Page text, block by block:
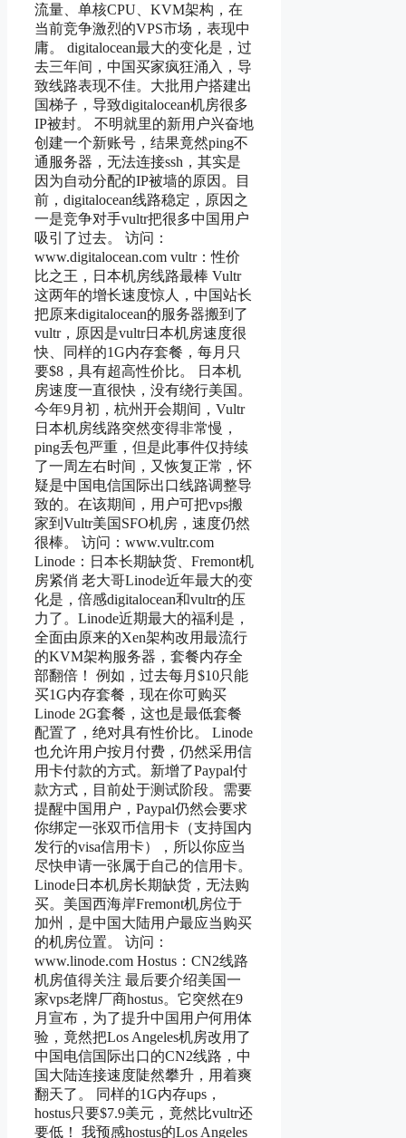
流量、单核CPU、KVM架构，在
当前竞争激烈的VPS市场，表现中
庸。 digitalocean最大的变化是，过
去三年间，中国买家疯狂涌入，导
致线路表现不佳。大批用户搭建出
国梯子，导致digitalocean机房很多
IP被封。 不明就里的新用户兴奋地
创建一个新账号，结果竟然ping不
通服务器，无法连接ssh，其实是
因为自动分配的IP被墙的原因。目
前，digitalocean线路稳定，原因之
一是竞争对手vultr把很多中国用户
吸引了过去。 访问：
www.digitalocean.com vultr：性价
比之王，日本机房线路最棒 Vultr
这两年的增长速度惊人，中国站长
把原来digitalocean的服务器搬到了
vultr，原因是vultr日本机房速度很
快、同样的1G内存套餐，每月只
要$8，具有超高性价比。 日本机
房速度一直很快，没有绕行美国。
今年9月初，杭州开会期间，Vultr
日本机房线路突然变得非常慢，
ping丢包严重，但是此事件仅持续
了一周左右时间，又恢复正常，怀
疑是中国电信国际出口线路调整导
致的。在该期间，用户可把vps搬
家到Vultr美国SFO机房，速度仍然
很棒。 访问：www.vultr.com
Linode：日本长期缺货、Fremont机
房紧俏 老大哥Linode近年最大的变
化是，倍感digitalocean和vultr的压
力了。Linode近期最大的福利是，
全面由原来的Xen架构改用最流行
的KVM架构服务器，套餐内存全
部翻倍！ 例如，过去每月$10只能
买1G内存套餐，现在你可购买
Linode 2G套餐，这也是最低套餐
配置了，绝对具有性价比。 Linode
也允许用户按月付费，仍然采用信
用卡付款的方式。新增了Paypal付
款方式，目前处于测试阶段。需要
提醒中国用户，Paypal仍然会要求
你绑定一张双币信用卡（支持国内
发行的visa信用卡），所以你应当
尽快申请一张属于自己的信用卡。
Linode日本机房长期缺货，无法购
买。美国西海岸Fremont机房位于
加州，是中国大陆用户最应当购买
的机房位置。 访问：
www.linode.com Hostus：CN2线路
机房值得关注 最后要介绍美国一
家vps老牌厂商hostus。它突然在9
月宣布，为了提升中国用户何用体
验，竟然把Los Angeles机房改用了
中国电信国际出口的CN2线路，中
国大陆连接速度陡然攀升，用着爽
翻天了。 同样的1G内存ups，
hostus只要$7.9美元，竟然比vultr还
要低！ 我预感hostus的Los Angeles